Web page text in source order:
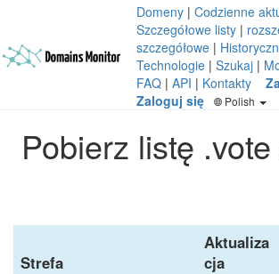
Domeny | Codzienne
Szczegółowe listy |
szczegółowe |
Technologie | Szukaj |
FAQ | API | Kontakty
Zaloguj się
Polish
Pobierz listę
Strefa
Aktualiza
cja